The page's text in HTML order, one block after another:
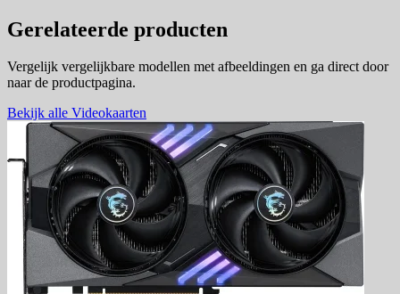
Gerelateerde producten
Vergelijk vergelijkbare modellen met afbeeldingen en ga direct door
naar de productpagina.
Bekijk alle Videokaarten